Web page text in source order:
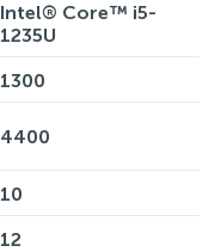
Intel® Core™ i5-
1235U
1300
4400
10
12